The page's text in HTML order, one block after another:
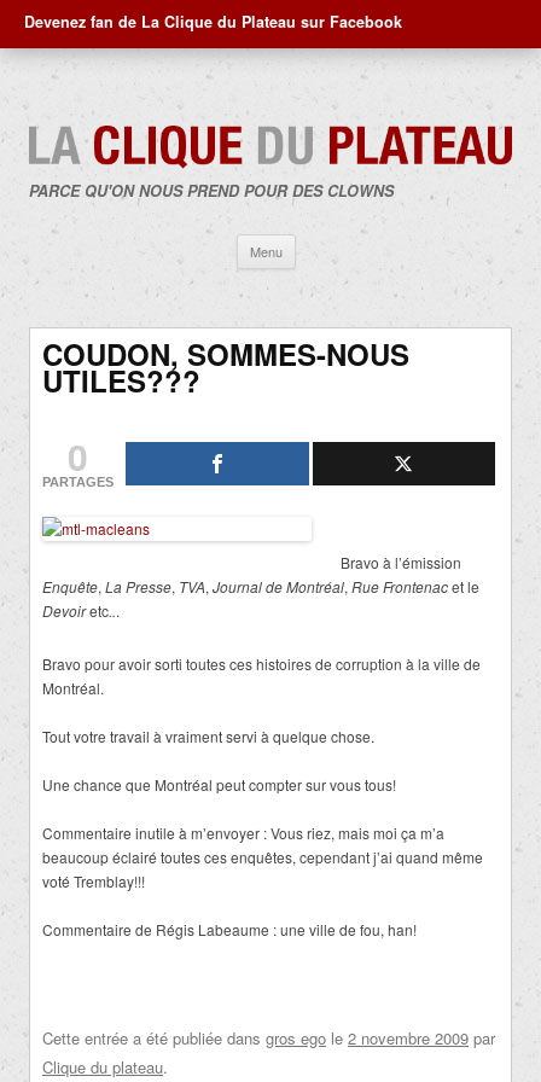
Devenez fan de La Clique du Plateau sur Facebook
PARCE QU'ON NOUS PREND POUR DES CLOWNS
Menu
contenu
COUDON, SOMMES-NOUS
UTILES???
0
PARTAGES
Bravo à l’émission
Enquête, La Presse, TVA, Journal de Montréal, Rue Frontenacet le
Devoiretc...
Bravo pour avoir sorti toutes ces histoires de corruption à la ville de
Montréal.
Tout votre travail à vraiment servi à quelque chose.
Une chance que Montréal peut compter sur vous tous!
Commentaire inutile à m’envoyer : Vous riez, mais moi ça m’a
beaucoup éclairé toutes ces enquêtes, cependant j’ai quand même
voté Tremblay!!!
Commentaire de Régis Labeaume : une ville de fou, han!
Cette entrée a été publiée dans gros ego le 2 novembre 2009 par
Clique du plateau.